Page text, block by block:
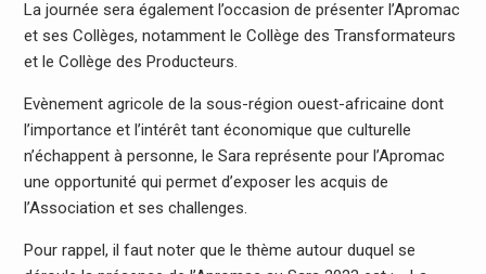
La journée sera également l’occasion de présenter l’Apromac
et ses Collèges, notamment le Collège des Transformateurs
et le Collège des Producteurs.
Evènement agricole de la sous-région ouest-africaine dont
l’importance et l’intérêt tant économique que culturelle
n’échappent à personne, le Sara représente pour l’Apromac
une opportunité qui permet d’exposer les acquis de
l’Association et ses challenges.
Pour rappel, il faut noter que le thème autour duquel se